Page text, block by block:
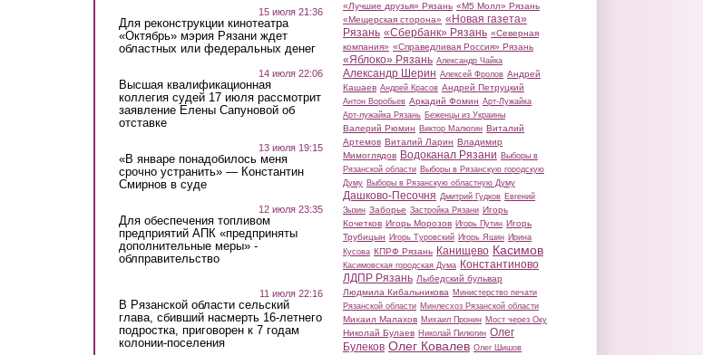
15 июля 21:36
Для реконструкции кинотеатра
«Октябрь» мэрия Рязани ждет
областных или федеральных денег
14 июля 22:06
Высшая квалификационная
коллегия судей 17 июля рассмотрит
заявление Елены Сапуновой об
отставке
13 июля 19:15
«В январе понадобилось меня
срочно устранить» — Константин
Смирнов в суде
12 июля 23:35
Для обеспечения топливом
предприятий АПК «предприняты
дополнительные меры» -
облправительство
11 июля 22:16
В Рязанской области сельский
глава, сбивший насмерть 16-летнего
подростка, приговорен к 7 годам
колонии-поселения
«Лучшие друзья» Рязань «М5 Молл» Рязань
«Мещерская сторона» «Новая газета»
Рязань «Сбербанк» Рязань «Северная
компания» «Справедливая Россия» Рязань
«Яблоко» Рязань Александр Чайка
Александр Шерин Алексей Фролов Андрей
Кашаев Андрей Красов Андрей Петруцкий
Антон Воробьев Аркадий Фомин Арт-Лужайка
Арт-лужайка Рязань Беженцы из Украины
Валерий Рюмин Виктор Малюгин Виталий
Артемов Виталий Ларин Владимир
Мимоглядов Водоканал Рязани Выборы в
Рязанской области Выборы в Рязанскую городскую
Думу Выборы в Рязанскую областную Думу
Дашково-Песочня Дмитрий Гудков Евгений
Зызин Заборье Застройка Рязани Игорь
Кочетков Игорь Морозов Игорь Путин Игорь
Трубицын Игорь Туровский Игорь Яшин Ирина
Кусова КПРФ Рязань Канищево Касимов
Касимовская городская Дума Константиново
ЛДПР Рязань Лыбедский бульвар
Людмила Кибальникова Министерство печати
Рязанской области Минлесхоз Рязанской области
Михаил Малахов Михаил Пронин Мост через Оку
Николай Булаев Николай Пилюгин Олег
Булеков Олег Ковалев Олег Шишов